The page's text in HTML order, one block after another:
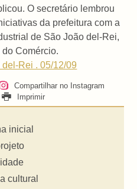
O secretário lembrou
da prefeitura com a
de São João del-Rei,
Comércio.
Rei . 05/12/09
Compartilhar no Instagram
Imprimir
inicial
cultural